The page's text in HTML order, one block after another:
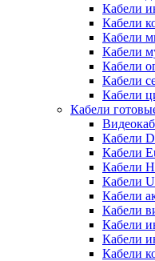
Кабели
Кабели
Кабели
Кабели
Кабели
Кабели
Кабели
Кабели
Кабели
Кабели
Кабели
Кабели
Кабели
Кабели
Кабели
Кабели
Кабели